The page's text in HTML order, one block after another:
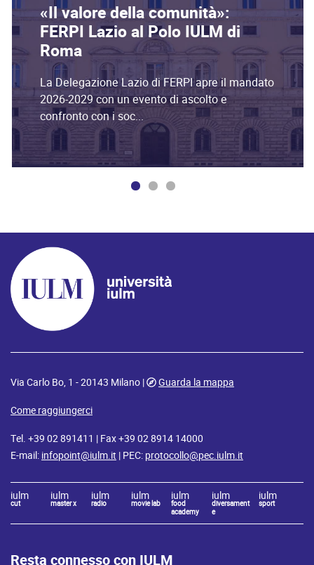
«Il valore della comunità»:
FERPI Lazio al Polo IULM di
Roma
La Delegazione Lazio di FERPI apre il mandato
2026-2029 con un evento di ascolto e
confronto con i soc...
Via Carlo Bo, 1 - 20143 Milano |
Guarda la mappa
Come raggiungerci
Tel. +39 02 891411 | Fax +39 02 8914 14000
E-mail: infopoint@iulm.it | PEC: protocollo@pec.iulm.it
iulm
cut
iulm
master x
iulm
radio
iulm
movie lab
iulm
food
academy
iulm
diversament
e
iulm
sport
Resta connesso con IULM